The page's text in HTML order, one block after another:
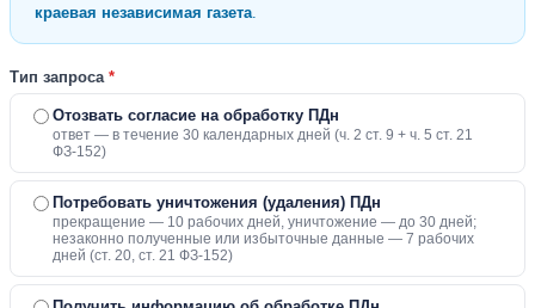
краевая независимая газета
Тип запроса *
Отозвать согласие на обработку ПДн
ответ — в течение 30 календарных дней (ч. 2 ст. 9 + ч. 5 ст. 21
ФЗ-152)
Потребовать уничтожения (удаления) ПДн
прекращение — 10 рабочих дней, уничтожение — до 30 дней;
незаконно полученные или избыточные данные — 7 рабочих
дней (ст. 20, ст. 21 ФЗ-152)